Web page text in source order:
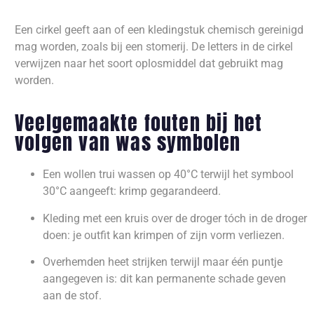
Een cirkel geeft aan of een kledingstuk chemisch gereinigd
mag worden, zoals bij een stomerij. De letters in de cirkel
verwijzen naar het soort oplosmiddel dat gebruikt mag
worden.
Veelgemaakte fouten bij het
volgen van was symbolen
Een wollen trui wassen op 40°C terwijl het symbool
30°C aangeeft: krimp gegarandeerd.
Kleding met een kruis over de droger tóch in de droger
doen: je outfit kan krimpen of zijn vorm verliezen.
Overhemden heet strijken terwijl maar één puntje
aangegeven is: dit kan permanente schade geven
aan de stof.